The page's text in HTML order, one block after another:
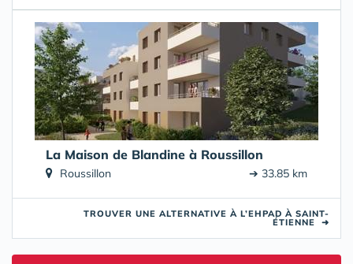
La Maison de Blandine à Roussillon
Roussillon ➔ 33.85 km
TROUVER UNE ALTERNATIVE À L’EHPAD À SAINT-
ÉTIENNE ➜